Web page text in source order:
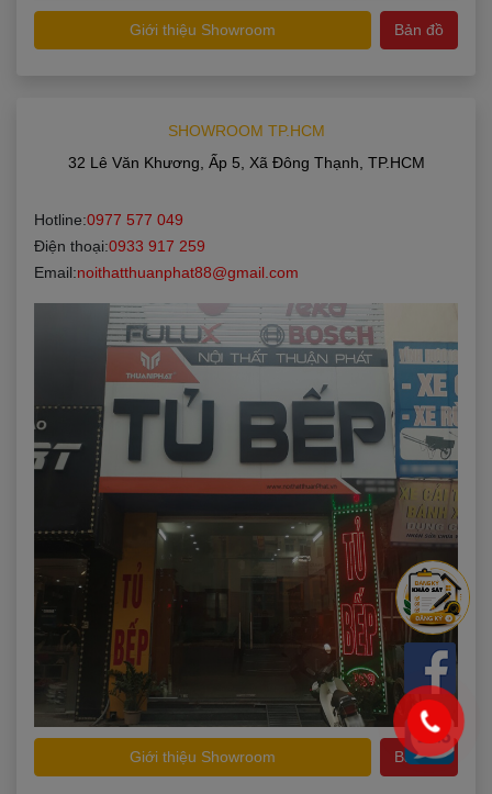
Giới thiệu Showroom Bản đồ
SHOWROOM TP.HCM
32 Lê Văn Khương, Ấp 5, Xã Đông Thạnh, TP.HCM
Hotline:0977 577 049
Điện thoại:0933 917 259
Email:noithatthuanphat88@gmail.com
Giới thiệu Showroom Bản đồ